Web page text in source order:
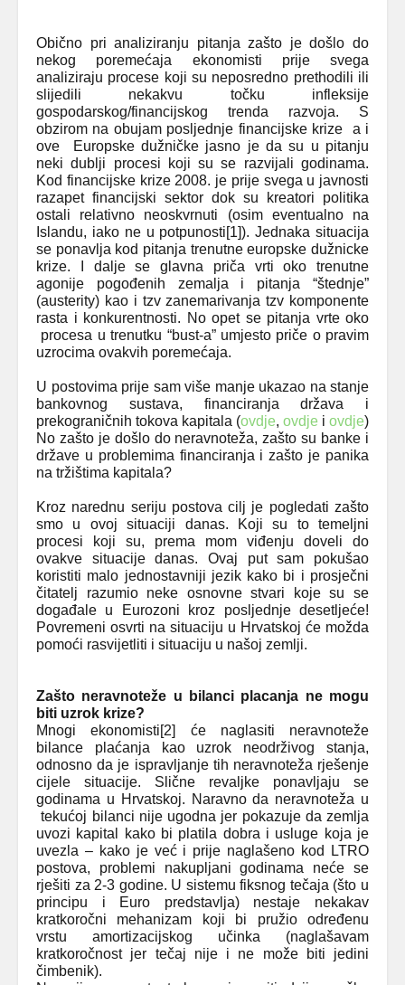
Obično pri analiziranju pitanja zašto je došlo do
nekog poremećaja ekonomisti prije svega
analiziraju procese koji su neposredno prethodili ili
slijedili nekakvu točku infleksije
gospodarskog/financijskog trenda razvoja. S
obzirom na obujam posljednje financijske krize a i
ove Europske dužničke jasno je da su u pitanju
neki dublji procesi koji su se razvijali godinama.
Kod financijske krize 2008. je prije svega u javnosti
razapet financijski sektor dok su kreatori politika
ostali relativno neoskvrnuti (osim eventualno na
Islandu, iako ne u potpunosti[1]). Jednaka situacija
se ponavlja kod pitanja trenutne europske dužnicke
krize. I dalje se glavna priča vrti oko trenutne
agonije pogođenih zemalja i pitanja “štednje”
(austerity) kao i tzv zanemarivanja tzv komponente
rasta i konkurentnosti. No opet se pitanja vrte oko
procesa u trenutku “bust-a” umjesto priče o pravim
uzrocima ovakvih poremećaja.
U postovima prije sam više manje ukazao na stanje
bankovnog sustava, financiranja država i
prekograničnih tokova kapitala (ovdje, ovdje i ovdje)
No zašto je došlo do neravnoteža, zašto su banke i
države u problemima financiranja i zašto je panika
na tržištima kapitala?
Kroz narednu seriju postova cilj je pogledati zašto
smo u ovoj situaciji danas. Koji su to temeljni
procesi koji su, prema mom viđenju doveli do
ovakve situacije danas. Ovaj put sam pokušao
koristiti malo jednostavniji jezik kako bi i prosječni
čitatelj razumio neke osnovne stvari koje su se
događale u Eurozoni kroz posljednje desetljeće!
Povremeni osvrti na situaciju u Hrvatskoj će možda
pomoći rasvijetliti i situaciju u našoj zemlji.
Zašto neravnoteže u bilanci placanja ne mogu
biti uzrok krize?
Mnogi ekonomisti[2]
će naglasiti neravnoteže
bilance plaćanja kao uzrok neodrživog stanja,
odnosno da je ispravljanje tih neravnoteža rješenje
cijele situacije. Slične revaljke ponavljaju se
godinama u Hrvatskoj. Naravno da neravnoteža u
tekućoj bilanci nije ugodna jer pokazuje da zemlja
uvozi kapital kako bi platila dobra i usluge koja je
uvezla – kako je već i prije naglašeno kod LTRO
postova, problemi nakupljani godinama neće se
rješiti za 2-3 godine. U sistemu fiksnog tečaja (što u
principu i Euro predstavlja) nestaje nekakav
kratkoročni mehanizam koji bi pružio određenu
vrstu amortizacijskog učinka (naglašavam
kratkoročnost jer tečaj nije i ne može biti jedini
čimbenik).